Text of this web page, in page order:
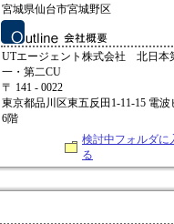
宮城県仙台市宮城野区
UTエージェント株式会社 北日本
一・第二CU
〒 141 - 0022
東京都品川区東五反田1-11-15 電波
6階
検討中フォルダに
る